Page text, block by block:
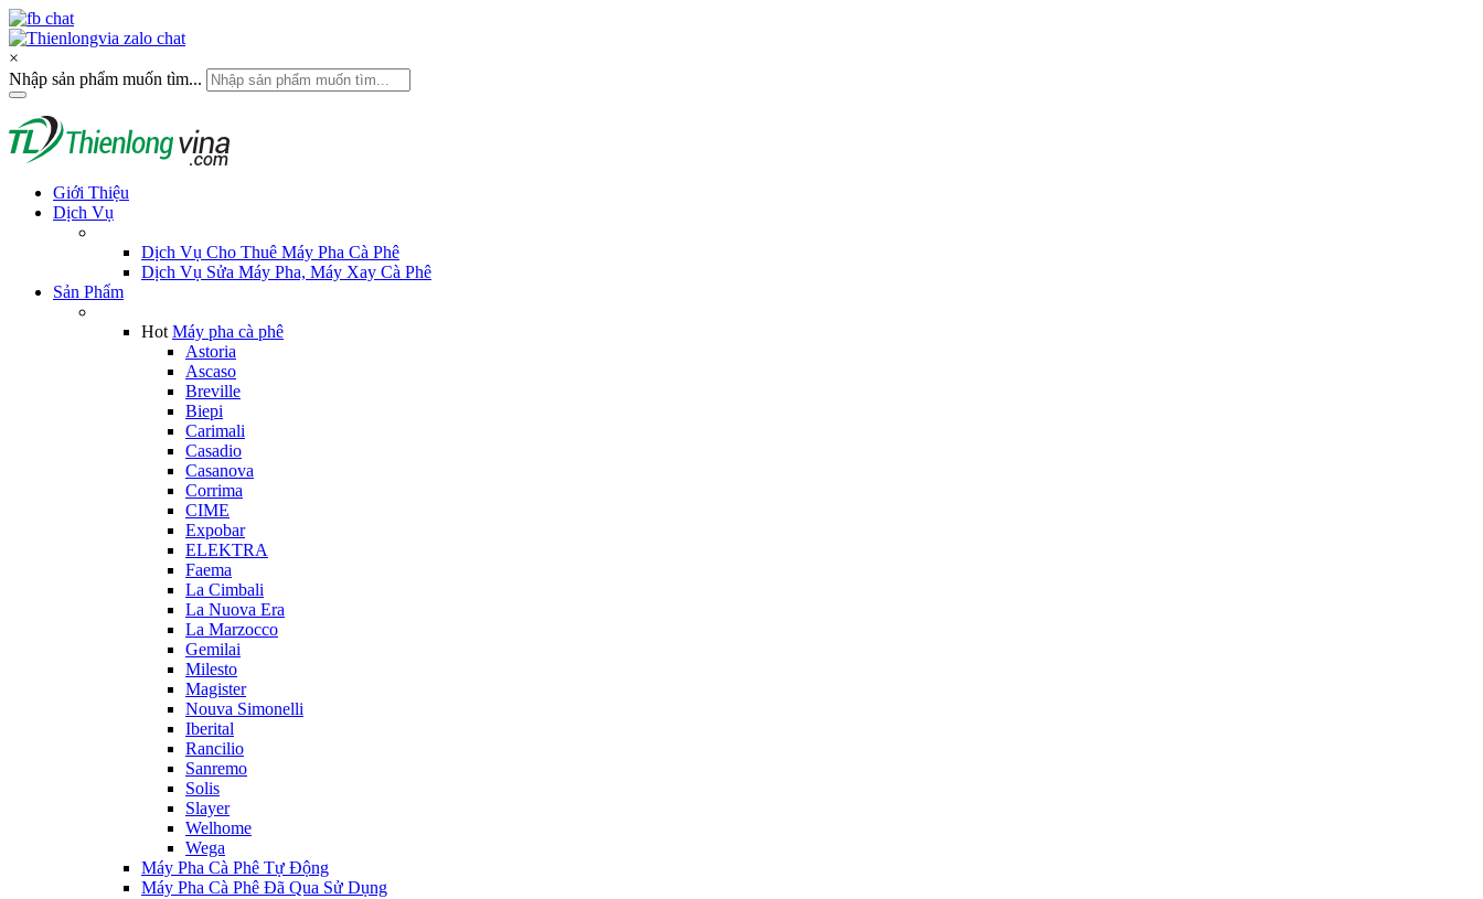
×
Nhập sản phẩm muốn tìm...
Giới Thiệu
Dịch Vụ
Dịch Vụ Cho Thuê Máy Pha Cà Phê
Dịch Vụ Sửa Máy Pha, Máy Xay Cà Phê
Sản Phẩm
Hot Máy pha cà phê
Astoria
Ascaso
Breville
Biepi
Carimali
Casadio
Casanova
Corrima
CIME
Expobar
ELEKTRA
Faema
La Cimbali
La Nuova Era
La Marzocco
Gemilai
Milesto
Magister
Nouva Simonelli
Iberital
Rancilio
Sanremo
Solis
Slayer
Welhome
Wega
Máy Pha Cà Phê Tự Động
Máy Pha Cà Phê Đã Qua Sử Dụng